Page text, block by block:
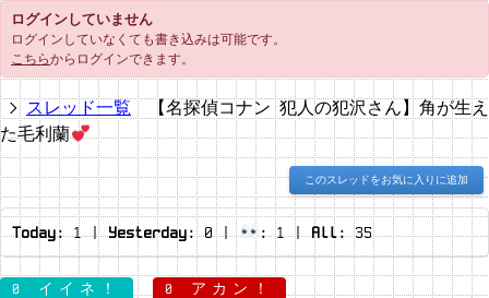
ログインしていません
ログインしていなくても書き込みは可能です。
こちらからログインできます。
スレッド一覧
【名探偵コナン 犯人の犯沢さん】角が生え
た毛利蘭
このスレッドをお気に入りに追加
Today:1|Yesterday:0| :1|All:35
0 イイネ！ 0 アカン！